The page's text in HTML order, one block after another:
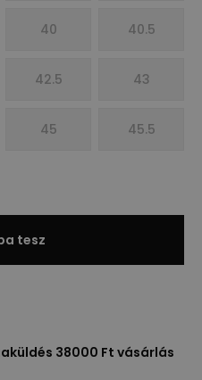
40 40.5
42.5 43
45 45.5
tesz
38000 Ft vásárlás